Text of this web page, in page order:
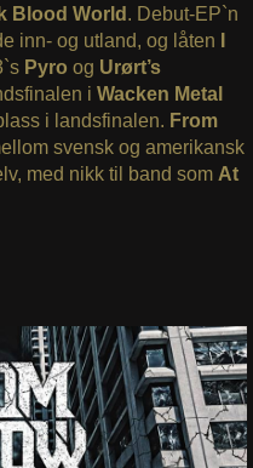
Blood World . Debut-EP`n
inn- og utland, og låten
Pyro og Urørt’s
i Wacken Metal
i landsfinalen. From
svensk og amerikansk
med nikk til band som At